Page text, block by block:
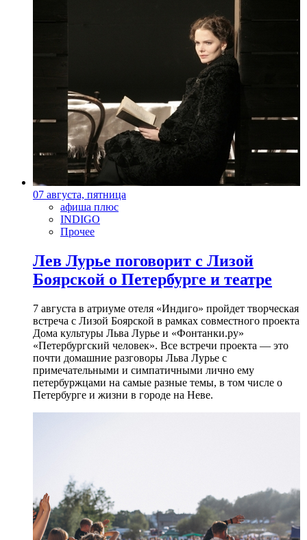
07 августа, пятница
афиша плюс
INDIGO
Прочее
Лев Лурье поговорит с Лизой
Боярской о Петербурге и театре
7 августа в атриуме отеля «Индиго» пройдет творческая
встреча с Лизой Боярской в рамках совместного проекта
Дома культуры Льва Лурье и «Фонтанки.ру»
«Петербургский человек». Все встречи проекта — это
почти домашние разговоры Льва Лурье с
примечательными и симпатичными лично ему
петербуржцами на самые разные темы, в том числе о
Петербурге и жизни в городе на Неве.